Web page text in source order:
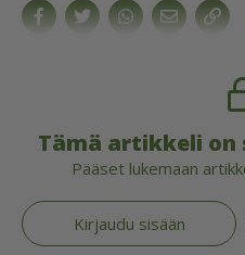
Tämä artikkeli
Pääset lukemaan
Kirjaudu sisään